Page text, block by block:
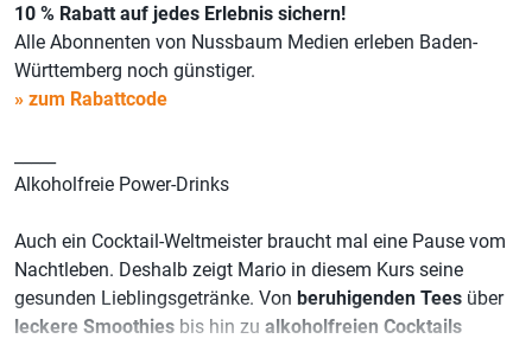
10 % Rabatt auf jedes Erlebnis sichern!
Alle Abonnenten von Nussbaum Medien erleben Baden-
Württemberg noch günstiger.
» zum Rabattcode
Alkoholfreie Power-Drinks
Auch ein Cocktail-Weltmeister braucht mal eine Pause vom
Nachtleben. Deshalb zeigt Mario in diesem Kurs seine
gesunden Lieblingsgetränke. Von beruhigenden Tees über
leckere Smoothies bis hin zu alkoholfreien Cocktails